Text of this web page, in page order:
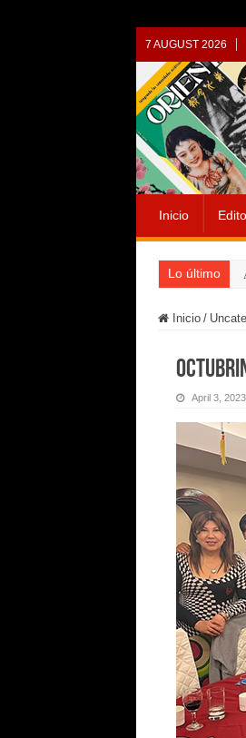
7 AUGUST 2026
Inicio
Lo último
Inicio /
April 3, 2023